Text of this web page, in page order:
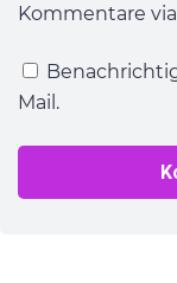
Kommentare
Mail.